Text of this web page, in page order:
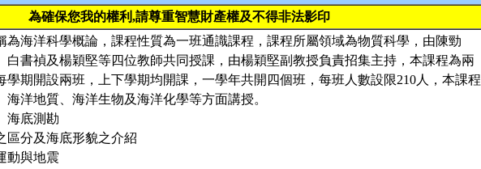
為確保您我的權利,請尊重智慧財產權及不得非法影印
為海洋科學概論，課程性質為一班通識課程，課程所屬領域為物質科學，由陳勁
白書禎及楊穎堅等四位教師共同授課，由楊穎堅副教授負責招集主持，本課程為兩
學期開設兩班，上下學期均開課，一學年共開四個班，每班人數設限210人，本課程
海洋地質、海洋生物及海洋化學等方面講授。
海底測勘
區分及海底形貌之介紹
動與地震